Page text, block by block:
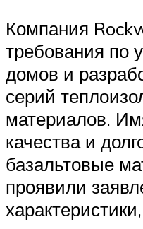
Компания
требования по
домов и
серий
материалов.
качества и
базальтовые
проявили